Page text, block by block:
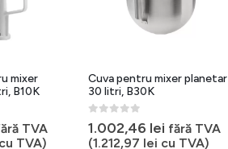
mixer
B10K
TVA
cu TVA)
Cuva pentru mixer planetar
30 litri, B30K
0 out of 5
1.002,46 lei fără TVA
(1.212,97 lei cu TVA)